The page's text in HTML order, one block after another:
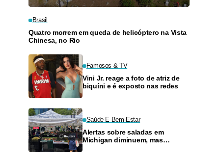
Brasil
Quatro morrem em queda de helicóptero na Vista
Chinesa, no Rio
Famosos & TV
Vini Jr. reage a foto de atriz de
biquíni e é exposto nas redes
Saúde E Bem-Estar
Alertas sobre saladas em
Michigan diminuem, mas